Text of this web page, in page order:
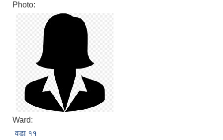
Photo:
Ward:
वडा ११